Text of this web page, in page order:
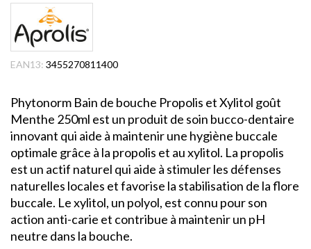
EAN13: 3455270811400
Phytonorm Bain de bouche Propolis et Xylitol goût
Menthe 250ml est un produit de soin bucco-dentaire
innovant qui aide à maintenir une hygiène buccale
optimale grâce à la propolis et au xylitol. La propolis
est un actif naturel qui aide à stimuler les défenses
naturelles locales et favorise la stabilisation de la flore
buccale. Le xylitol, un polyol, est connu pour son
action anti-carie et contribue à maintenir un pH
neutre dans la bouche.